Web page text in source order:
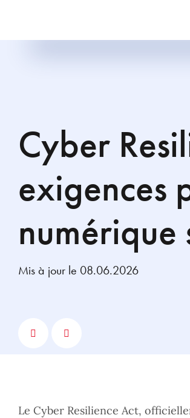
Cyber
exigences
numérique
Mis à jour le 08.06.2026
Le Cyber Resilience Act,